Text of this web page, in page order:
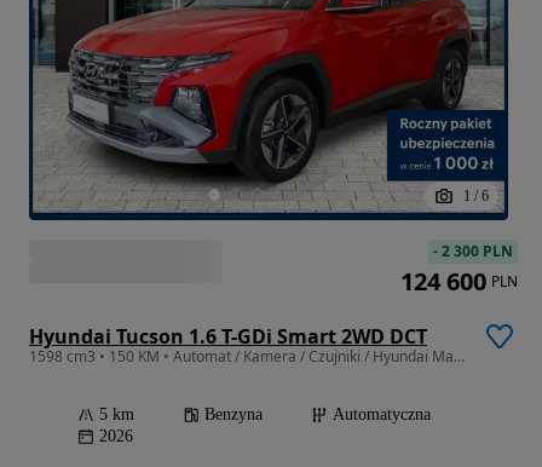
1 / 6
Hyundai Tucson 1.6 T-GDi Smart 2WD DCT
1598 cm3 • 150 KM • Automat / Kamera / Czujniki / Hyundai Margo
5 km Benzyna
Automatyczna
2026
-2 300 PLN
124 600 PLN